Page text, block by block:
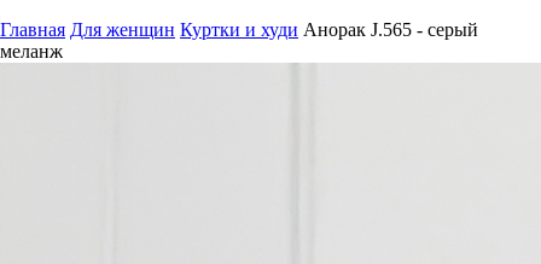
Главная Для женщин Куртки и худи Анорак J.565 - серый
меланж